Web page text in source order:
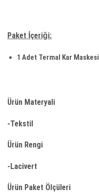
Paket İçeriği:
1 Adet Termal Kar Maskesi
Ürün Materyali
-Tekstil
Ürün Rengi
-Lacivert
Ürün Paket Ölçüleri